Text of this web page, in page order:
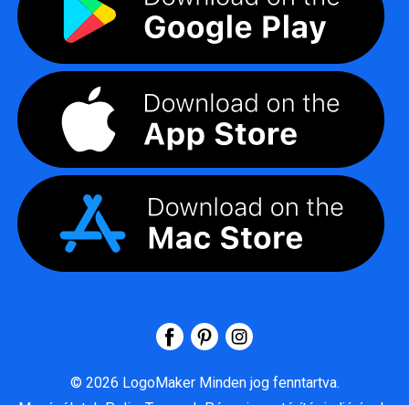
© 2026 LogoMaker Minden jog fenntartva.